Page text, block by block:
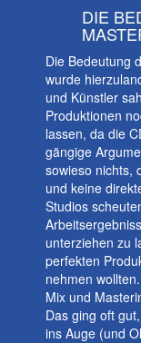
DIE
Die Bedeutung
wurde
und Künstler
Produktionen
lassen, da die
gängige
sowieso nichts,
und keine
Studios
unterziehen zu
perfekten
nehmen
Mix und
Das ging oft
ins Auge (und